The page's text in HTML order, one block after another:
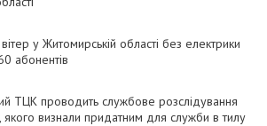
у Житомирській області без електрики
абонентів
ТЦК проводить службове розслідування
якого визнали придатним для служби в тилу